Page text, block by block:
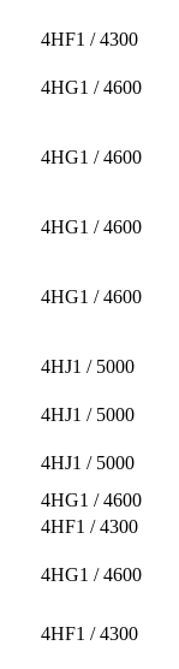
4HF1 / 4300
4HG1 / 4600
4HG1 / 4600
4HG1 / 4600
4HG1 / 4600
4HJ1 / 5000
4HJ1 / 5000
4HJ1 / 5000
4HG1 / 4600
4HF1 / 4300
4HG1 / 4600
4HF1 / 4300